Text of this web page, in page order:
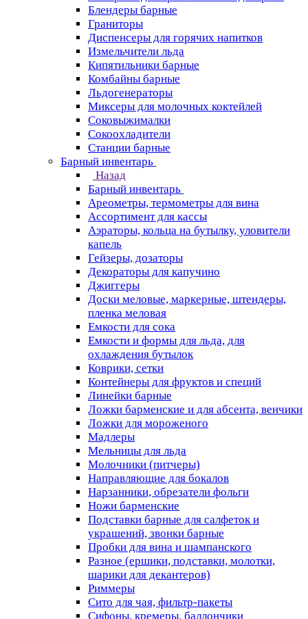
Блендеры барные
Граниторы
Диспенсеры для горячих напитков
Измельчители льда
Кипятильники барные
Комбайны барные
Льдогенераторы
Миксеры для молочных коктейлей
Соковыжималки
Сокоохладители
Станции барные
Барный инвентарь
Назад
Барный инвентарь
Ареометры, термометры для вина
Ассортимент для кассы
Аэраторы, кольца на бутылку, уловители
капель
Гейзеры, дозаторы
Декораторы для капучино
Джиггеры
Доски меловые, маркерные, штендеры,
пленка меловая
Емкости для сока
Емкости и формы для льда, для
охлаждения бутылок
Коврики, сетки
Контейнеры для фруктов и специй
Линейки барные
Ложки барменские и для абсента, венчики
Ложки для мороженого
Мадлеры
Мельницы для льда
Молочники (питчеры)
Направляющие для бокалов
Нарзанники, обрезатели фольги
Ножи барменские
Подставки барные для салфеток и
украшений, звонки барные
Пробки для вина и шампанского
Разное (ершики, подставки, молотки,
шарики для декантеров)
Риммеры
Сито для чая, фильтр-пакеты
Сифоны, кремеры, баллончики